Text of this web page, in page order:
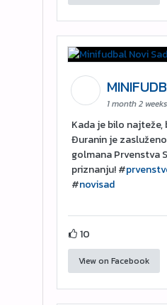
1 month 2
Kada je bilo
Đuranin je
golmana Prvenstva
priznanju! #
#novisad
10
View on Facebook